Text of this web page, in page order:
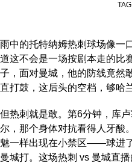
TAG
雨中的托特纳姆热刺球场像一
道这不会是一场按剧本走的比
子，面对曼城，他的防线竟然
直打鼓，这后头的空档，够哈
但热刺就是敢。第6分钟，库
尔，那个身体对抗看得人牙酸
魅一样出现在小禁区——球进
曼城打。这场热刺 vs 曼城直